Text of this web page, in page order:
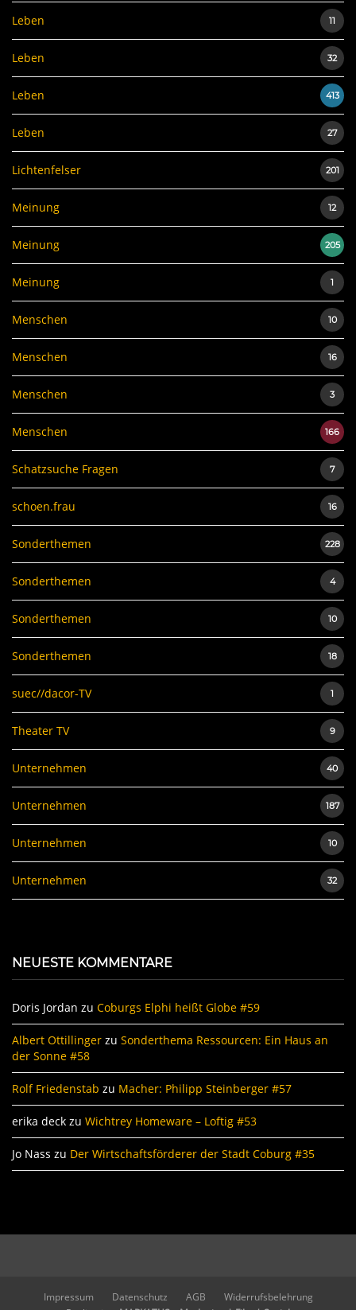
Leben 11
Leben 32
Leben 413
Leben 27
Lichtenfelser 201
Meinung 12
Meinung 205
Meinung 1
Menschen 10
Menschen 16
Menschen 3
Menschen 166
Schatzsuche Fragen 7
schoen.frau 16
Sonderthemen 228
Sonderthemen 4
Sonderthemen 10
Sonderthemen 18
suec//dacor-TV 1
Theater TV 9
Unternehmen 40
Unternehmen 187
Unternehmen 10
Unternehmen 32
NEUESTE KOMMENTARE
Doris Jordan zu Coburgs Elphi heißt Globe #59
Albert Ottillinger zu Sonderthema Ressourcen: Ein Haus an
der Sonne #58
Rolf Friedenstab zu Macher: Philipp Steinberger #57
erika deck zu Wichtrey Homeware – Loftig #53
Jo Nass zu Der Wirtschaftsförderer der Stadt Coburg #35
Impressum Datenschutz AGB
Widerrufsbelehrung